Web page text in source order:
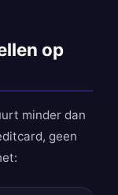
op
minder dan
geen